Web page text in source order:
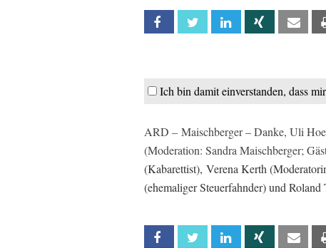
Facebook Twitter Linkedin Xing
Ich bin damit einverstanden, dass
ARD – Maischberger – Danke, Uli
(Moderation: Sandra Maischberger;
(Kabarettist), Verena Kerth
(ehemaliger Steuerfahnder) und
Facebook Twitter Linkedin Xing